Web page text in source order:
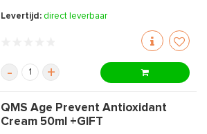
Levertijd: direct leverbaar
- +
QMS Age Prevent Antioxidant
Cream 50ml +GIFT